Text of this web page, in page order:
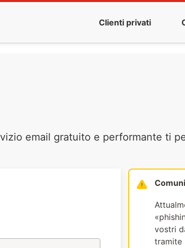
Clienti privati
email gratuito e performante ti
vostri
tramite